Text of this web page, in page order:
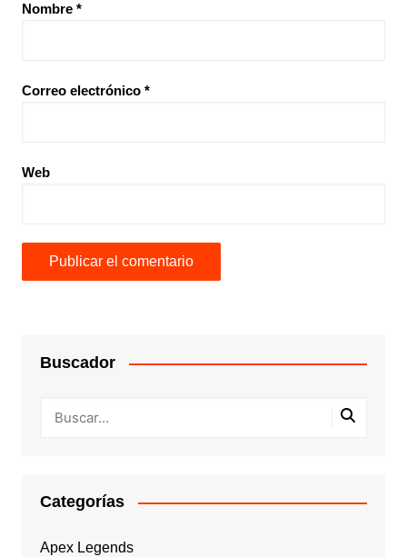
Nombre *
Correo electrónico *
Web
Buscador
Categorías
Apex Legends